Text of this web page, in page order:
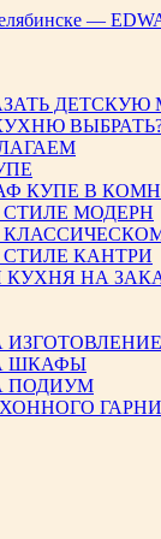
заказ в
ДЕТСКУЮ
КУПЕ В
МОДЕРН
КАНТРИ
КУХНЯ НА
ШКАФЫ
ПОДИУМ